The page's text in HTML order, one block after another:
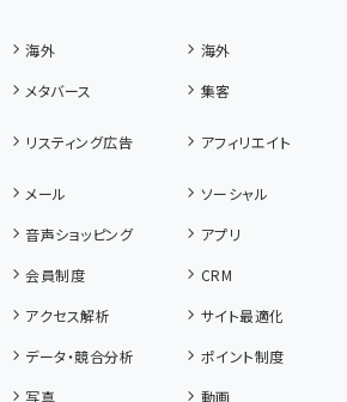
海外
海外
メタバース
集客
リスティング広告 アフィリエイト
メール
ソーシャル
音声ショッピング
アプリ
会員制度
CRM
アクセス解析
サイト最適化
データ・競合分析
ポイント制度
写真 動画